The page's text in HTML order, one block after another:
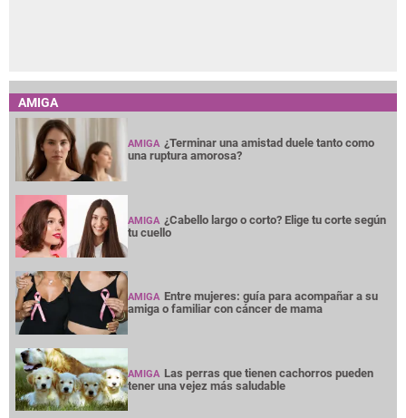
AMIGA
AMIGA ¿Terminar una amistad duele tanto como
una ruptura amorosa?
AMIGA ¿Cabello largo o corto? Elige tu corte según
tu cuello
AMIGA Entre mujeres: guía para acompañar a su
amiga o familiar con cáncer de mama
AMIGA Las perras que tienen cachorros pueden
tener una vejez más saludable